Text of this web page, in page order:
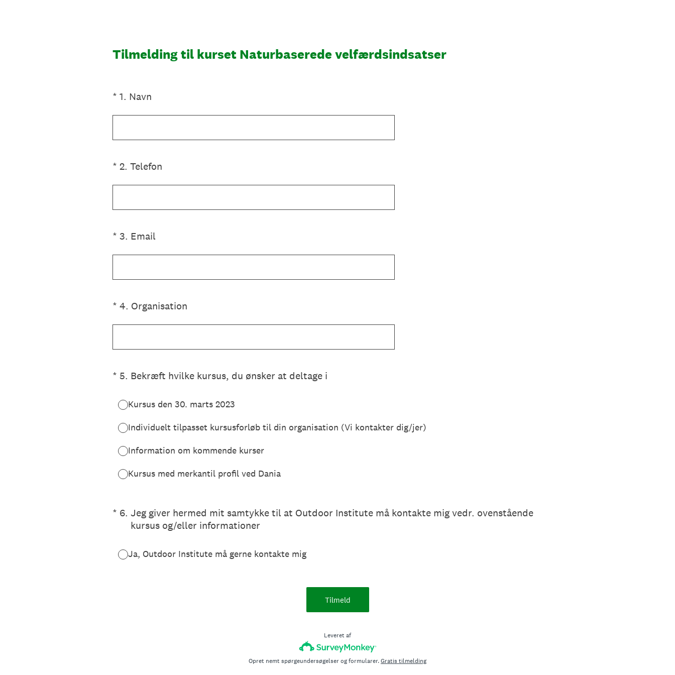
Tilmelding til kurset Naturbaserede velfærdsindsatser
* 1. Navn
(påkrævet)
* 2. Telefon
(påkrævet)
* 3. Email
(påkrævet)
* 4. Organisation
(påkrævet)
* 5. Bekræft hvilke kursus, du ønsker at deltage i
(påkrævet)
Kursus den 30. marts 2023
Individuelt tilpasset kursusforløb til din organisation (Vi kontakter dig/jer)
Information om kommende kurser
Kursus med merkantil profil ved Dania
* 6. Jeg giver hermed mit samtykke til at Outdoor Institute må kontakte mig vedr. ovenstående
kursus og/eller informationer
(påkrævet)
Ja, Outdoor Institute må gerne kontakte mig
Tilmeld
Leveret af
Opret nemt spørgeundersøgelser og formularer.Gratis tilmelding